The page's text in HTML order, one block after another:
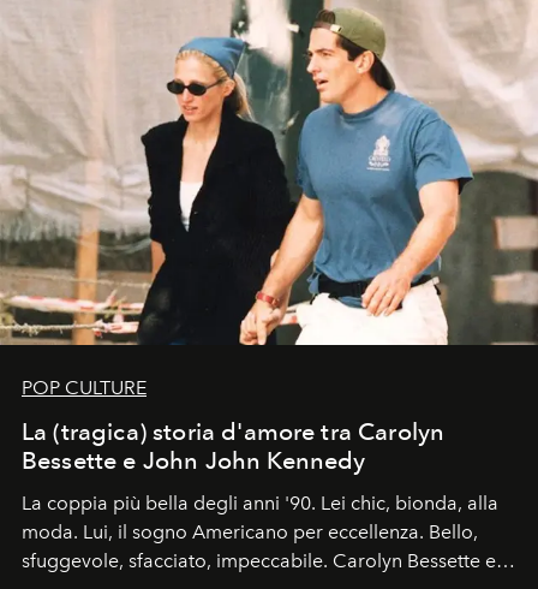
POP CULTURE
La (tragica) storia d'amore tra Carolyn
Bessette e John John Kennedy
La coppia più bella degli anni '90. Lei chic, bionda, alla
moda. Lui, il sogno Americano per eccellenza. Bello,
sfuggevole, sfacciato, impeccabile. Carolyn Bessette e